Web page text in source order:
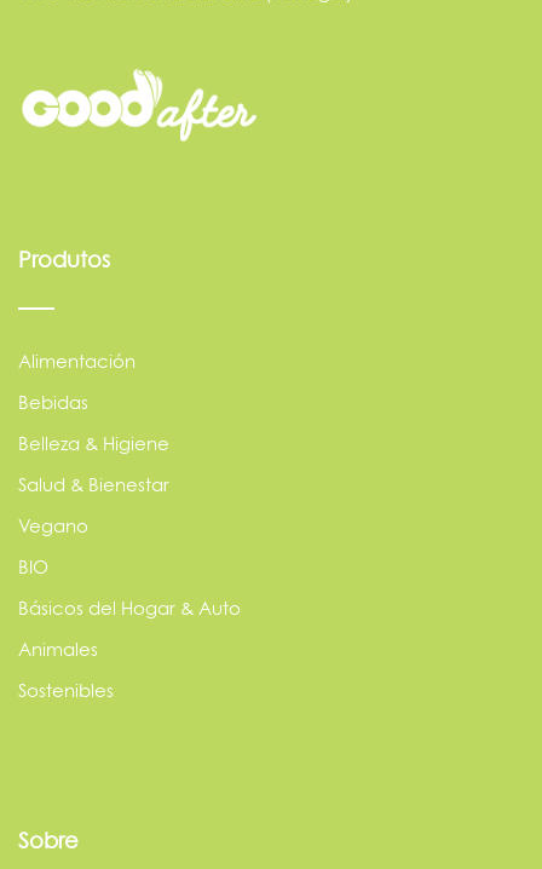
Produtos
Alimentación
Bebidas
Belleza & Higiene
Salud & Bienestar
Vegano
BIO
Básicos del Hogar & Auto
Animales
Sostenibles
Sobre